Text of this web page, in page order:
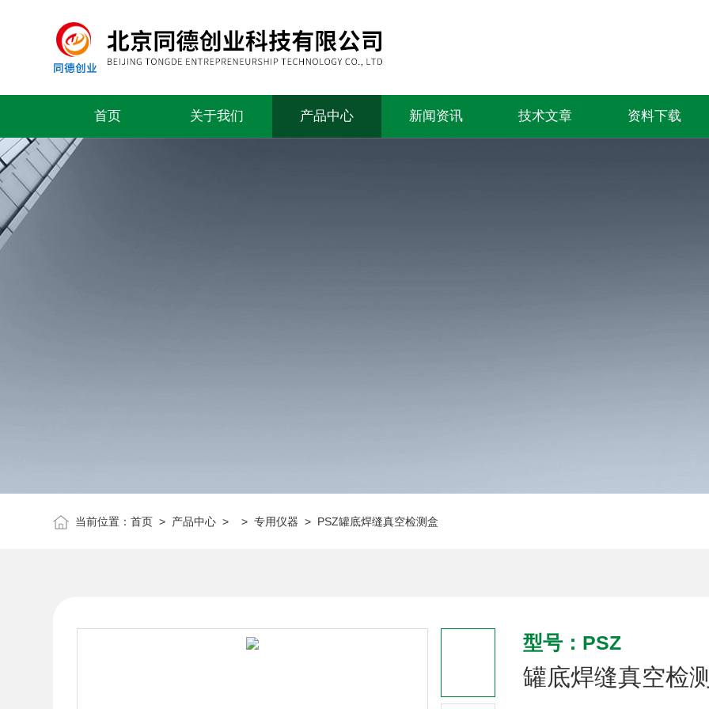
首页 关于我们 产品中心 新闻资讯 技术文章 资料下载
当前位置：首页 > 产品中心 > >专用仪器 > PSZ罐底焊缝真空检测盒
型号：PSZ
罐底焊缝真空检